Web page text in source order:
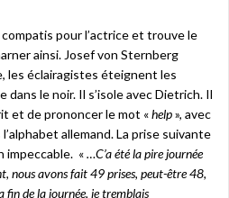
pour l’actrice et trouve le
ainsi. Josef von Sternberg
les éclairagistes éteignent les
le noir. Il s’isole avec Dietrich. Il
et de prononcer le mot «help», avec
allemand. La prise suivante
impeccable. «…C’a été la pire journée
nous avons fait 49 prises, peut-être 48,
fin de la journée, je tremblais